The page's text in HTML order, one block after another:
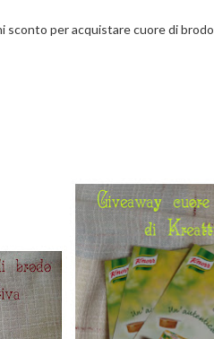
sconto per acquistare cuore di brodo